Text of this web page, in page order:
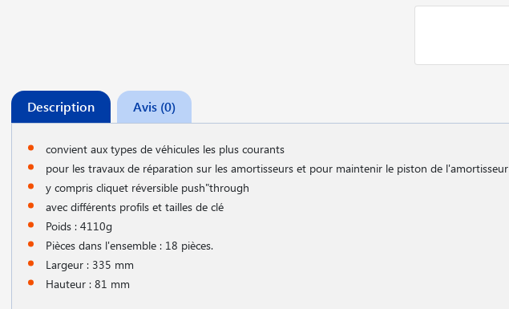
Description Avis (0)
convient aux types de véhicules les plus courants
pour les travaux de réparation sur les amortisseurs et pour maintenir le piston de l'amortisseur
y compris cliquet réversible push"through
avec différents profils et tailles de clé
Poids : 4110g
Pièces dans l'ensemble : 18 pièces.
Largeur : 335 mm
Hauteur : 81 mm